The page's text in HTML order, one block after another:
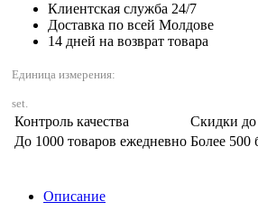
Клиентская служба 24/7
Доставка по всей Молдове
14 дней на возврат товара
Единица измерения:
set.
Контроль качества
Скидки до
До 1000 товаров ежедневно Более 500
Описание